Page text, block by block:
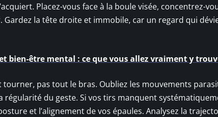
Placez-vous face à la boule visée, concentrez-
la tête droite et immobile, car un regard qui
bien-être mental : ce que vous allez vraiment y
tourner, pas tout le bras. Oubliez les mouvements
régularité du geste. Si vos tirs manquent
et l’alignement de vos épaules. Analysez la